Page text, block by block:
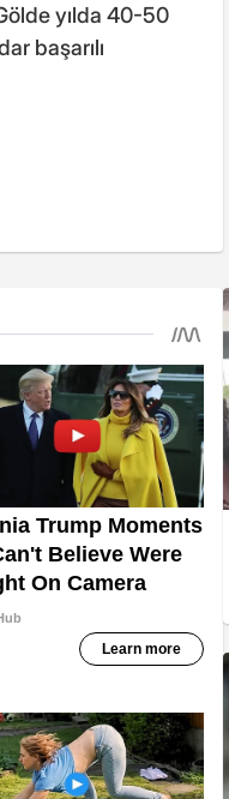
yılda 40-50
başarılı